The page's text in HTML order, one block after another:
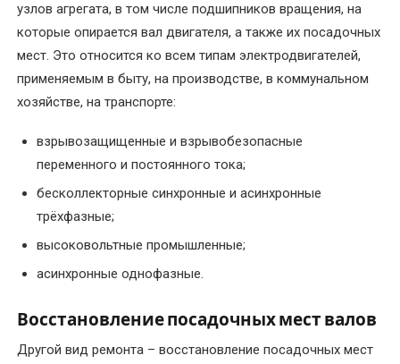
Консультирование
электрооборудованию
Перемотка
Перемотка
обмотки
электродвигателя
Перемотка
электродвигателя
узлов агрегата, в том числе подшипников вращения, на
которые опирается вал двигателя, а также их посадочных
мест. Это относится ко всем типам электродвигателей,
применяемым в быту, на производстве, в коммунальном
хозяйстве, на транспорте:
взрывозащищенные и взрывобезопасные
переменного и постоянного тока;
бесколлекторные синхронные и асинхронные
трёхфазные;
высоковольтные промышленные;
асинхронные однофазные.
Восстановление посадочных мест валов
Другой вид ремонта – восстановление посадочных мест